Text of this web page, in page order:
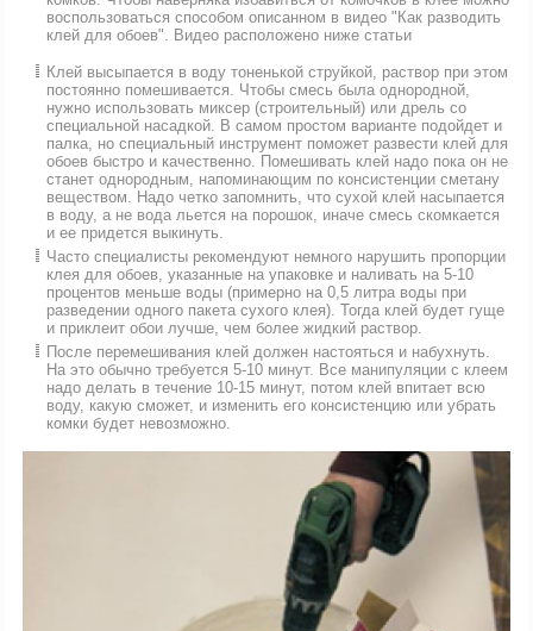
воспользоваться способом описанном в видео "Как разводить
клей для обоев". Видео расположено ниже статьи
Клей высыпается в воду тоненькой струйкой, раствор при этом
постоянно помешивается. Чтобы смесь была однородной,
нужно использовать миксер (строительный) или дрель со
специальной насадкой. В самом простом варианте подойдет и
палка, но специальный инструмент поможет развести клей для
обоев быстро и качественно. Помешивать клей надо пока он не
станет однородным, напоминающим по консистенции сметану
веществом. Надо четко запомнить, что сухой клей насыпается
в воду, а не вода льется на порошок, иначе смесь скомкается
и ее придется выкинуть.
Часто специалисты рекомендуют немного нарушить пропорции
клея для обоев, указанные на упаковке и наливать на 5-10
процентов меньше воды (примерно на 0,5 литра воды при
разведении одного пакета сухого клея). Тогда клей будет гуще
и приклеит обои лучше, чем более жидкий раствор.
После перемешивания клей должен настояться и набухнуть.
На это обычно требуется 5-10 минут. Все манипуляции с клеем
надо делать в течение 10-15 минут, потом клей впитает всю
воду, какую сможет, и изменить его консистенцию или убрать
комки будет невозможно.